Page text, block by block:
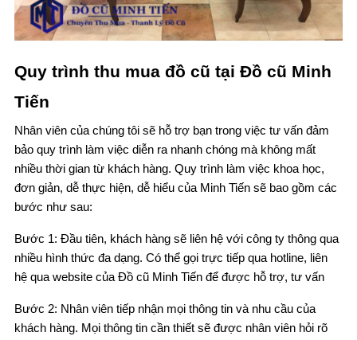
Quy trình thu mua đồ cũ tại Đồ cũ Minh
Tiến
Nhân viên của chúng tôi sẽ hỗ trợ bạn trong việc tư vấn đảm
bảo quy trình làm việc diễn ra nhanh chóng mà không mất
nhiều thời gian từ khách hàng. Quy trình làm việc khoa học,
đơn giản, dễ thực hiện, dễ hiểu của Minh Tiến sẽ bao gồm các
bước như sau:
Bước 1: Đầu tiên, khách hàng sẽ liên hệ với công ty thông qua
nhiều hình thức đa dạng. Có thể gọi trực tiếp qua hotline, liên
hệ qua website của Đồ cũ Minh Tiến để được hỗ trợ, tư vấn
Bước 2: Nhân viên tiếp nhận mọi thông tin và nhu cầu của
khách hàng. Mọi thông tin cần thiết sẽ được nhân viên hỏi rõ